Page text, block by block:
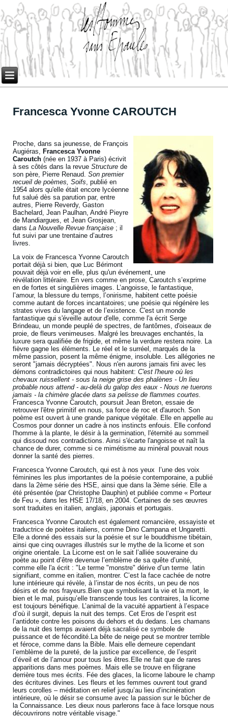
Francesca Yvonne CAROUTCH
Proche, dans sa jeunesse, de François
Augiéras, Francesca Yvonne
Caroutch(née en 1937 à Paris) écrivit
à ses côtés dans la revueStructure de
son père, Pierre Renaud. Son premier
recueil de poèmes, Soifs, publié en
1954 alors qu'elle était encore lycéenne
fut salué dès sa parution par, entre
autres, Pierre Reverdy, Gaston
Bachelard, Jean Paulhan, André Pieyre
de Mandiargues, et Jean Grosjean,
dansLa Nouvelle Revue française ; il
fut suivi par une trentaine d’autres
livres.
La voix de Francesca Yvonne Caroutch
portait déjà si bien, que Luc Bérimont
pouvait déjà voir en elle, plus qu'un événement, une
révélation littéraire. En vers comme en prose, Caroutch s’exprime
en de fortes et singulières images. L’angoisse, le fantastique,
l’amour, la blessure du temps, l’onirisme, habitent cette poésie
comme autant de forces incantatoires; une poésie qui régénère les
strates vives du langage et de l’existence. C'est un monde
fantastique qui s'éveille autour d'elle, comme l'a écrit Serge
Brindeau, un monde peuplé de spectres, de fantômes, d'oiseaux de
proie, de fleurs venimeuses. Malgré les breuvages enchantés, la
luxure sera qualifiée de frigide, et même la verdure restera noire. La
fièvre gagne les éléments. Le réel et le surréel, marqués de la
même passion, posent la même énigme, insoluble. Les allégories ne
seront "jamais décryptées". Nous n'en aurons jamais fini avec les
démons contradictoires qui nous habitent:C'est l'heure où les
chevaux ruissellent - sous la neige grise des phalènes - Un lieu
probable nous attend - au-delà du galop des eaux - Nous ne tuerons
jamais - la chimère glacée dans sa pelisse de flammes courtes.
Francesca Yvonne Caroutch, poursuit Jean Breton, essaie de
retrouver l'être primitif en nous, sa force de roc et d'auroch. Son
poème est ouvert à une grande panique végétale. Elle en appelle au
Cosmos pour donner un cadre à nos instincts enfouis. Elle confond
l'homme à la plante, le désir à la germination, l'éternité au sommeil
qui dissoud nos contradictions. Ainsi s'écarte l'angoisse et naît la
chance de durer, comme si ce mimétisme au minéral pouvait nous
donner la santé des pierres.
Francesca Yvonne Caroutch, qui est à nos yeux l’une des voix
féminines les plus importantes de la poésie contemporaine, a publié
dans la 2ème série des HSE, ainsi que dans la 3ème série. Elle a
été présentée (par Christophe Dauphin) et publiée comme « Porteur
de Feu », dans les HSE 17/18, en 2004. Certaines de ses œuvres
sont traduites en italien, anglais, japonais et portugais.
Francesca Yvonne Caroutch est également romancière, essayiste et
traductrice de poètes italiens, comme Dino Campana et Ungaretti.
Elle a donné des essais sur la poésie et sur le bouddhisme tibétain,
ainsi que cinq ouvrages illustrés sur le mythe de la licorne et son
origine orientale. La Licorne est on le sait l’alliée souveraine du
poète au point d’être devenue l’emblème de sa quête d’unité,
comme elle l'a écrit : "Le terme "monstre" dérive d’un terme latin
signifiant, comme en italien, montrer. C’est la face cachée de notre
lune intérieure qui révèle, à l’instar de nos écrits, un peu de nos
désirs et de nos frayeurs.Bien que symbolisant la vie et la mort, le
bien et le mal, puisqu’elle transcende tous les contraires, la licorne
est toujours bénéfique. L’animal de la vacuité appartient à l’espace
d’où il surgit, depuis la nuit des temps. Cet Eros de l’esprit est
l’antidote contre les poisons du dehors et du dedans. Les chamans
de la nuit des temps avaient déjà sacralisé ce symbole de
puissance et de fécondité.La bête de neige peut se montrer terrible
et féroce, comme dans la Bible. Mais elle demeure cependant
l’emblème de la pureté, de la justice par excellence, de l’esprit
d’éveil et de l’amour pour tous les êtres.Elle ne fait que de rares
apparitions dans mes poèmes. Mais elle se trouve en filigrane
derrière tous mes écrits. Fée des glaces, la licorne laboure le champ
des écritures divines. Les fleurs et les femmes ouvrent tout grand
leurs corolles – méditation en relief jusqu’au lieu d’incinération
intérieure, où le désir se consume avec la passion sur le bûcher de
la Connaissance. Les dieux nous parlerons face à face lorsque nous
découvrirons notre véritable visage."